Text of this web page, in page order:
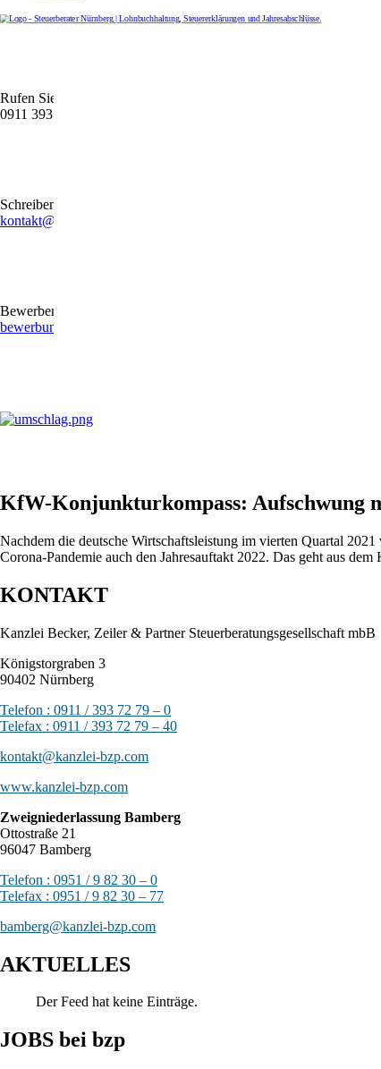
Rufen Sie uns gerne an
0911 39372790
Schreiben Sie uns gerne eine E-Mail
kontakt@stb-becker-zeiler.de
Bewerben Sie sich online oder per E-Mail
bewerbung@stb-becker-zeiler.de
KfW-Konjunkturkompass: Aufschwung
Nachdem die deutsche Wirtschaftsleistung im vierten Quartal
Corona-Pandemie auch den Jahresauftakt 2022. Das geht aus
KONTAKT
Kanzlei Becker, Zeiler & Partner Steuerberatungsgesellschaft mbB
Königstorgraben 3
90402 Nürnberg
Telefon : 0911 / 393 72 79 – 0
Telefax : 0911 / 393 72 79 – 40
kontakt@kanzlei-bzp.com
www.kanzlei-bzp.com
Zweigniederlassung Bamberg
Ottostraße 21
96047 Bamberg
Telefon : 0951 / 9 82 30 – 0
Telefax : 0951 / 9 82 30 – 77
bamberg@kanzlei-bzp.com
AKTUELLES
Der Feed hat keine Einträge.
JOBS bei bzp